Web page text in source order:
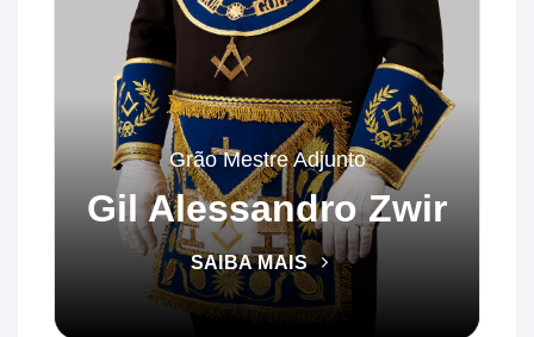
Grão Mestre Adjunto
Gil Alessandro Zwir
SAIBA MAIS